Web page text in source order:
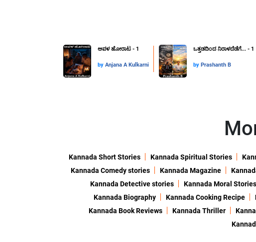
ಅವಳ ಹೋರಾಟ - 1
by Anjana A Kulkarni
ಒತ್ತಡದಿಂದ ನಿರಾಳದೆಡೆಗೆ... - 1
by Prashanth B
Kannada Short Stories Kannada Spiritual Stories
Kannada Comedy stories
Kannada Magazine
Kannada Detective stories
Kannada Moral Stories
Kannada Biography
Kannada Cooking Recipe
Kannada Book Reviews
Kannada Thriller